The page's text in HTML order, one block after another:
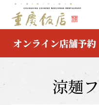
本文へ移動する
オンライン店舗予約
涼麺